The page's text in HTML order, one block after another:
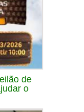
de
o